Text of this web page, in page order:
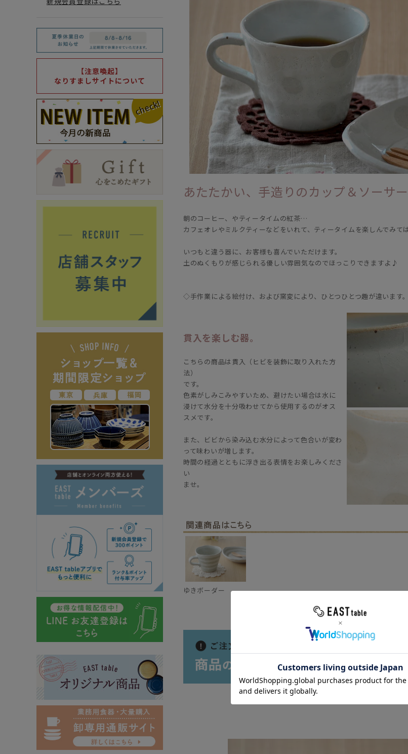
【注意喚起】
なりすましサイトについて
あたたかい、手造りのカップ＆ソーサー
朝のコーヒー、やティータイムの紅茶…
カフェオレやミルクティーなどをいれて、ティータイムを楽しんでみて
いつもと違う器に、お客様も喜んでいただけます。
土のぬくもりが感じられる優しい雰囲気なのでほっこりできますよ♪
◇手作業による絵付け、および窯変により、ひとつひとつ趣が違います。
貫入を楽しむ器。
こちらの商品は貫入（ヒビを装飾に取り入れた方
法）
です。
色素がしみこみやすいため、避けたい場合は水に
浸けて水分を十分吸わせてから使用するのがオス
スメです。
また、ビビから染み込む水分によって色合いが変わ
って味わいが増します。
時間の経過とともに浮き出る表情をお楽しみくださ
い
ませ。
ゆきボーダー